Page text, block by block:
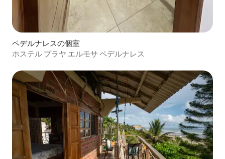
ペデルナレスの個室
ホステル プラヤ エルモサ ペデルナレス